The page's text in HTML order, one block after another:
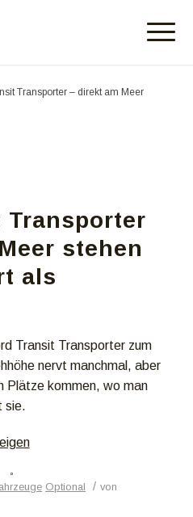
Transporter – direkt am Meer
Transporter
stehen
als
Transit Transporter zum
nervt manchmal, aber
Plätze kommen, wo man
sie.
Optional / von